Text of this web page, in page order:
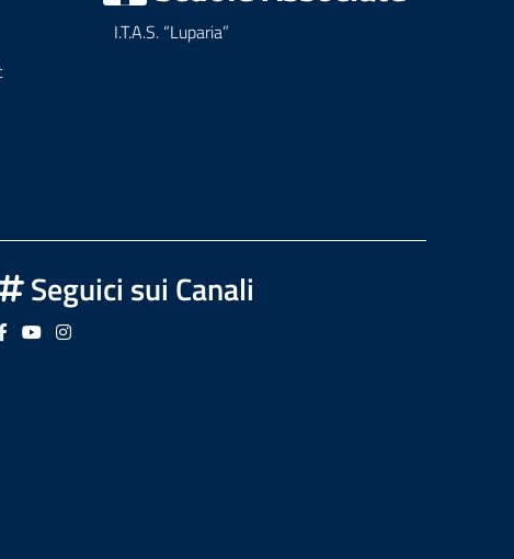
I.T.A.S. “Luparia”
Seguici sui Canali
Seguici su Facebook
Seguici su YouTube
Seguici su Instagram